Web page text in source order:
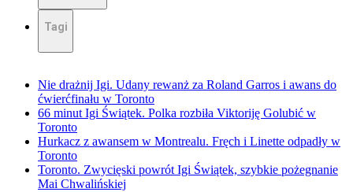
Tagi
Nie drażnij Igi. Udany rewanż za Roland Garros i awans do
ćwierćfinału w Toronto
66 minut Igi Świątek. Polka rozbiła Viktoriję Golubić w
Toronto
Hurkacz z awansem w Montrealu. Fręch i Linette odpadły w
Toronto
Toronto. Zwycięski powrót Igi Świątek, szybkie pożegnanie
Mai Chwalińskiej